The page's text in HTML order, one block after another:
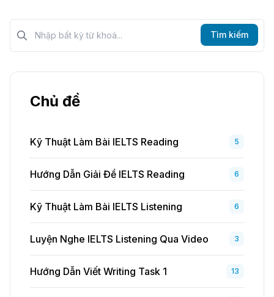
Tìm kiếm?>
Tìm kiếm
Chủ đề
Kỹ Thuật Làm Bài IELTS Reading 5
Hướng Dẫn Giải Đề IELTS Reading 6
Kỹ Thuật Làm Bài IELTS Listening 6
Luyện Nghe IELTS Listening Qua Video 3
Hướng Dẫn Viết Writing Task 1 13